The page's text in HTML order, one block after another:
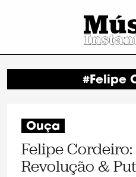
#Felipe
Ouça
Felipe Cordeiro:
Revolução &